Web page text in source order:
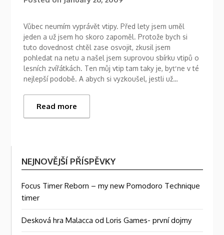
Vůbec neumím vyprávět vtipy. Před lety jsem uměl
jeden a už jsem ho skoro zapoměl. Protože bych si
tuto dovednost chtěl zase osvojit, zkusil jsem
pohledat na netu a našel jsem suprovou sbírku vtipů o
lesních zvířátkách. Ten můj vtip tam taky je, byť ne v té
nejlepší podobě. A abych si vyzkoušel, jestli už…
Read more
NEJNOVĚJŠÍ PŘÍSPĚVKY
Focus Timer Reborn – my new Pomodoro Technique
timer
Desková hra Malacca od Loris Games- první dojmy